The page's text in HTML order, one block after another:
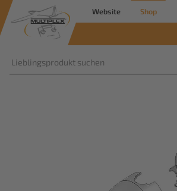
Website Shop